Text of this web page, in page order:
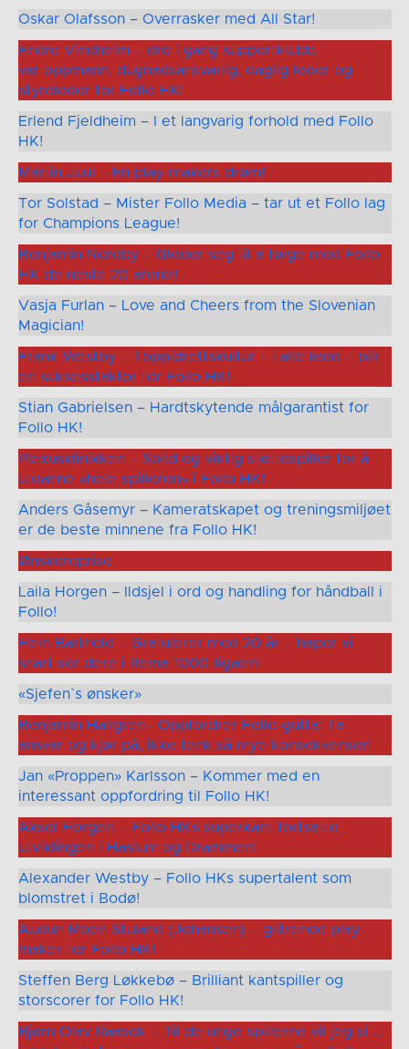
Oskar Olafsson – Overrasker med All Star!
Endre Vindheim – dro i gang supportklubb,
var oppmann, dugnadsansvarlig, daglig leder og
styreleder for Follo HK!
Erlend Fjeldheim – I et langvarig forhold med Follo
HK!
Martin Juul – En play-makers drøm!
Tor Solstad – Mister Follo Media – tar ut et Follo lag
for Champions League!
Benjamin Nordby – Gleder seg til å følge med Follo
HK de neste 20 årene!
Vasja Furlan – Love and Cheers from the Slovenian
Magician!
Frank Westby – Toppidrettskultur – i alle ledd – blir
en suksessfaktor for Follo HK!
Stian Gabrielsen – Hardtskytende målgarantist for
Follo HK!
Plexusklinikken – Solid og viktig støttespiller for å
utdanne «hele spilleren» i Follo HK!
Anders Gåsemyr – Kameratskapet og treningsmiljøet
er de beste minnene fra Follo HK!
Ønskereprise
Laila Horgen – Ildsjel i ord og handling for håndball i
Follo!
Hein Barthold – Gratulerer med 20 år – håper vi
snart ser dere i Rema 1000-ligaen!
«Sjefen`s ønsker»
Benjamin Hallgren– Oppfordrer Follo-gutta: Ta
ansvar og kjør på, ikke tenk så mye konsekvenser!
Jan «Proppen» Karlsson – Kommer med en
interessant oppfordring til Follo HK!
Aksel Horgen – Follo HKs superkant fortsatte
utviklingen i Haslum og Drammen!
Alexander Westby – Follo HKs supertalent som
blomstret i Bodø!
Audun Moen Stuland (Johansen) – glitrende play-
maker for Follo HK!
Steffen Berg Løkkebø – Brilliant kantspiller og
storscorer for Follo HK!
Bjørn Olav Raasok – Til de unge spillerne vil jeg si …